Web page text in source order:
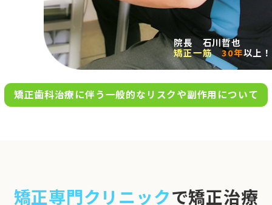
アクセス
お問い合わせ
完全
0120-695-578
※日曜は不定期で診療してい
ます
院長 石川哲也
矯正一筋
30年以上！
矯正歯科治療に伴う一般的なリスクや副作用について
矯正専門クリニックで矯正治療